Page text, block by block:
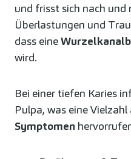
und frisst sich nach und
Überlastungen und
dass eine
wird.
Bei einer tiefen Karies
Pulpa, was eine Vielzahl
Symptomen